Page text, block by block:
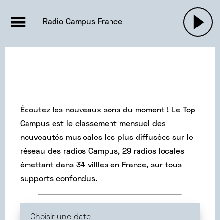
ACTUALITÉS
EMISSIONS |
PODCASTS
Radio Campus France
Écoutez les nouveaux sons du moment ! Le Top
Campus est le classement mensuel des
nouveautés musicales les plus diffusées sur le
réseau des radios Campus, 29 radios locales
émettant dans 34 villles en France, sur tous
supports confondus.
Choisir une date